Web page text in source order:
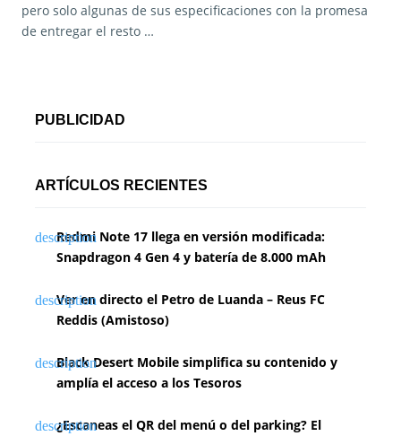
pero solo algunas de sus especificaciones con la promesa
de entregar el resto …
PUBLICIDAD
ARTÍCULOS RECIENTES
Redmi Note 17 llega en versión modificada:
Snapdragon 4 Gen 4 y batería de 8.000 mAh
Ver en directo el Petro de Luanda – Reus FC
Reddis (Amistoso)
Black Desert Mobile simplifica su contenido y
amplía el acceso a los Tesoros
¿Escaneas el QR del menú o del parking? El